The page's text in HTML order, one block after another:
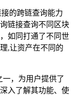
的跨链查询能力
链接查询不同区块
如同打通了不同世
,让资产在不同的
，为用户提供了
入了解其功能、使